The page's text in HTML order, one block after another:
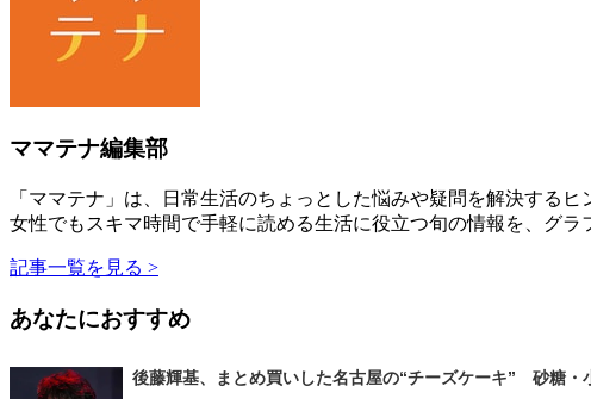
ママテナ編集部
「ママテナ」は、日常生活のちょっとした悩みや疑問を解決する
女性でもスキマ時間で手軽に読める生活に役立つ旬の情報を、グ
記事一覧を見る >
あなたにおすすめ
後藤輝基、まとめ買いした名古屋の“チーズケーキ” 砂糖・